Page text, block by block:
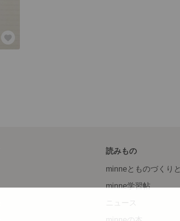
読みもの
minneとものづくりと
minne学習帖
ニュース